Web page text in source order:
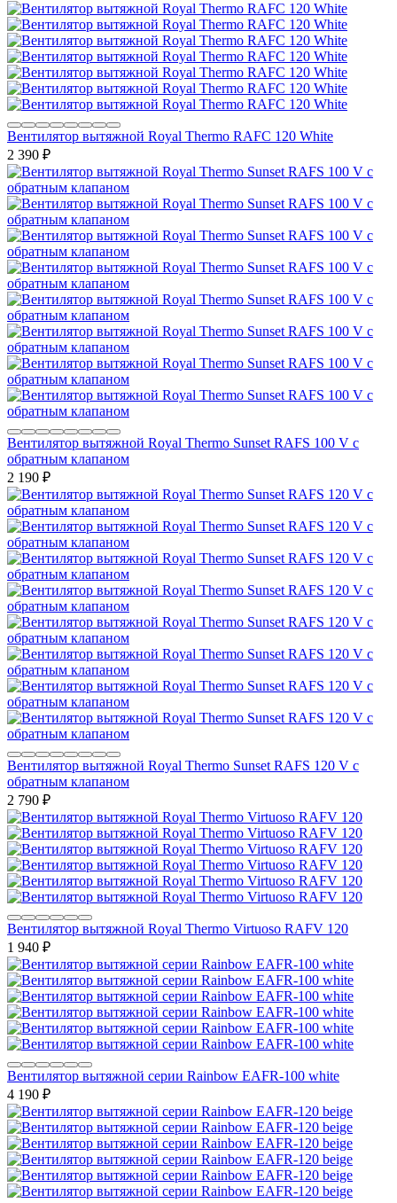
Вентилятор вытяжной Royal Thermo RAFC 120 White
2 390 ₽
Вентилятор вытяжной Royal Thermo Sunset RAFS 100 V с
обратным клапаном
2 190 ₽
Вентилятор вытяжной Royal Thermo Sunset RAFS 120 V с
обратным клапаном
2 790 ₽
Вентилятор вытяжной Royal Thermo Virtuoso RAFV 120
1 940 ₽
Вентилятор вытяжной серии Rainbow EAFR-100 white
4 190 ₽